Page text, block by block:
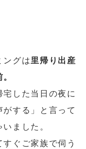
ングは里帰り出産
宅した当日の夜に
する」と言って
ました。
ぐご家族で伺う